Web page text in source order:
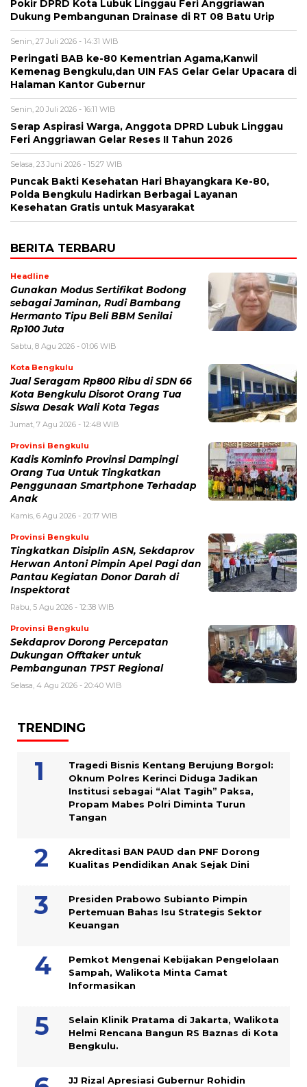
Pokir DPRD Kota Lubuk Linggau Feri Anggriawan
Dukung Pembangunan Drainase di RT 08 Batu Urip
Senin, 27 Juli 2026 - 14:31 WIB
Peringati BAB ke-80 Kementrian Agama,Kanwil
Kemenag Bengkulu,dan UIN FAS Gelar Gelar Upacara di
Halaman Kantor Gubernur
Senin, 20 Juli 2026 - 16:11 WIB
Serap Aspirasi Warga, Anggota DPRD Lubuk Linggau
Feri Anggriawan Gelar Reses II Tahun 2026
Selasa, 23 Juni 2026 - 15:27 WIB
Puncak Bakti Kesehatan Hari Bhayangkara Ke-80,
Polda Bengkulu Hadirkan Berbagai Layanan
Kesehatan Gratis untuk Masyarakat
BERITA TERBARU
Headline
Gunakan Modus Sertifikat Bodong
sebagai Jaminan, Rudi Bambang
Hermanto Tipu Beli BBM Senilai
Rp100 Juta
Sabtu, 8 Agu 2026 - 01:06 WIB
Kota Bengkulu
Jual Seragam Rp800 Ribu di SDN 66
Kota Bengkulu Disorot Orang Tua
Siswa Desak Wali Kota Tegas
Jumat, 7 Agu 2026 - 12:48 WIB
Provinsi Bengkulu
Kadis Kominfo Provinsi Dampingi
Orang Tua Untuk Tingkatkan
Penggunaan Smartphone Terhadap
Anak
Kamis, 6 Agu 2026 - 20:17 WIB
Provinsi Bengkulu
Tingkatkan Disiplin ASN, Sekdaprov
Herwan Antoni Pimpin Apel Pagi dan
Pantau Kegiatan Donor Darah di
Inspektorat
Rabu, 5 Agu 2026 - 12:38 WIB
Provinsi Bengkulu
Sekdaprov Dorong Percepatan
Dukungan Offtaker untuk
Pembangunan TPST Regional
Selasa, 4 Agu 2026 - 20:40 WIB
TRENDING
Tragedi Bisnis Kentang Berujung Borgol:
Oknum Polres Kerinci Diduga Jadikan
Institusi sebagai “Alat Tagih” Paksa,
Propam Mabes Polri Diminta Turun
Tangan
Akreditasi BAN PAUD dan PNF Dorong
Kualitas Pendidikan Anak Sejak Dini
Presiden Prabowo Subianto Pimpin
Pertemuan Bahas Isu Strategis Sektor
Keuangan
Pemkot Mengenai Kebijakan Pengelolaan
Sampah, Walikota Minta Camat
Informasikan
Selain Klinik Pratama di Jakarta, Walikota
Helmi Rencana Bangun RS Baznas di Kota
Bengkulu.
JJ Rizal Apresiasi Gubernur Rohidin